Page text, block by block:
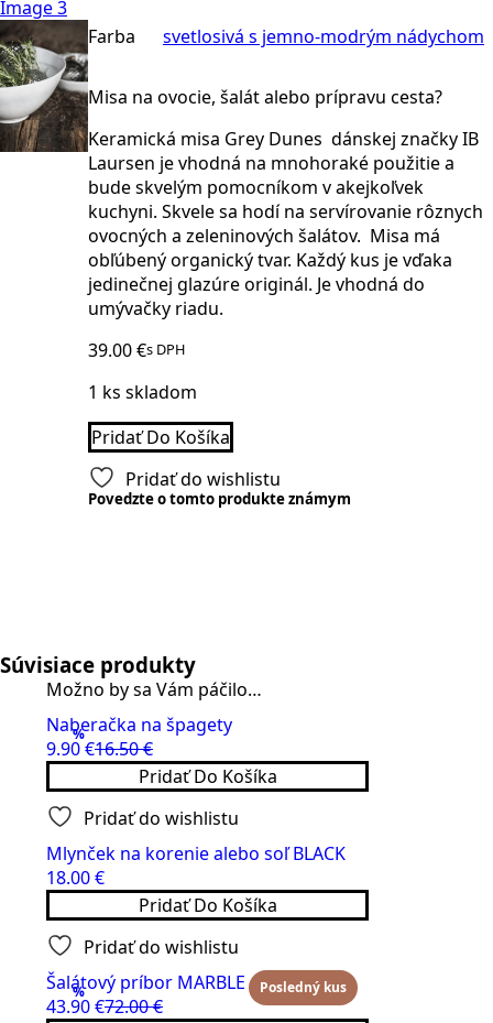
Farba svetlosivá s jemno-modrým nádychom
Misa na ovocie, šalát alebo prípravu cesta?
Keramická misa Grey Dunes dánskej značky IB
Laursen je vhodná na mnohoraké použitie a
bude skvelým pomocníkom v akejkoľvek
kuchyni. Skvele sa hodí na servírovanie rôznych
ovocných a zeleninových šalátov. Misa má
obľúbený organický tvar. Každý kus je vďaka
jedinečnej glazúre originál. Je vhodná do
umývačky riadu.
39.00€s DPH
1 ks skladom
Pridať Do Košíka
Pridať do wishlistu
Povedzte o tomto produkte známym
Súvisiace produkty
Možno by sa Vám páčilo…
%
Naberačka na špagety
16.50€
Original
price
was:
16.50 €.
9.90€
Current
price
is:
9.90 €.
Pridať Do Košíka
Pridať do wishlistu
Mlynček na korenie alebo soľ BLACK
18.00€
Pridať Do Košíka
Pridať do wishlistu
% Posledný kus
Šalátový príbor MARBLE
72.00€
Original
43.90€
Current